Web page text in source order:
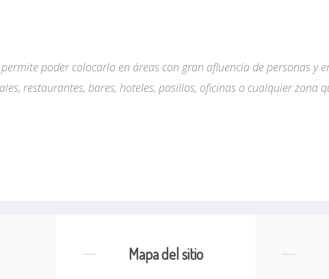
poder colocarlo en áreas con gran afluencia de personas y
restaurantes, bares, hoteles, pasillos, oficinas o cualquier zona
Mapa del sitio